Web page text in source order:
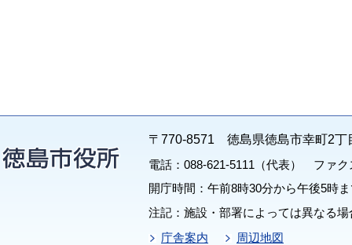
〒770-8571 徳島県徳島市幸町2丁
電話：088-621-5111（代表） ファク
開庁時間：午前8時30分から午後5時
注記：施設・部署によっては異なる
庁舎案内
周辺地図